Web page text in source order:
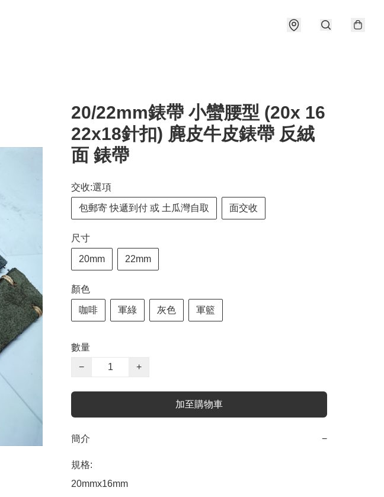
20/22mm錶帶 小蠻腰型 (20x 16
22x18針扣) 麂皮牛皮錶帶 反絨
面 錶帶
交收:選項
包郵寄 快遞到付 或 土瓜灣自取 面交收
尺寸
20mm 22mm
顏色
咖啡 軍綠 灰色 軍籃
數量
−
+
加至購物車
簡介 −
規格:
20mmx16mm